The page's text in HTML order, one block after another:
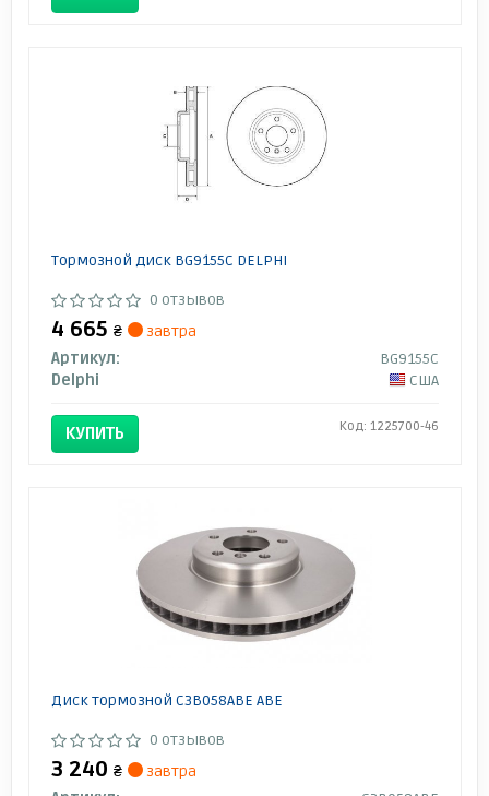
Тормозной диск BG9155C DELPHI
0 отзывов
4 665 ₴
завтра
Артикул:
BG9155C
Delphi
США
КУПИТЬ Код: 1225700-46
Диск тормозной C3B058ABE ABE
0 отзывов
3 240 ₴
завтра